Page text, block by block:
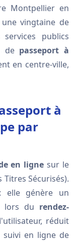
Montpellier en
vingtaine de
publics
de passeport à
en centre-ville,
à
par
en ligne sur le
Titres Sécurisés).
elle génère un
lors du rendez-
réduit
en ligne de